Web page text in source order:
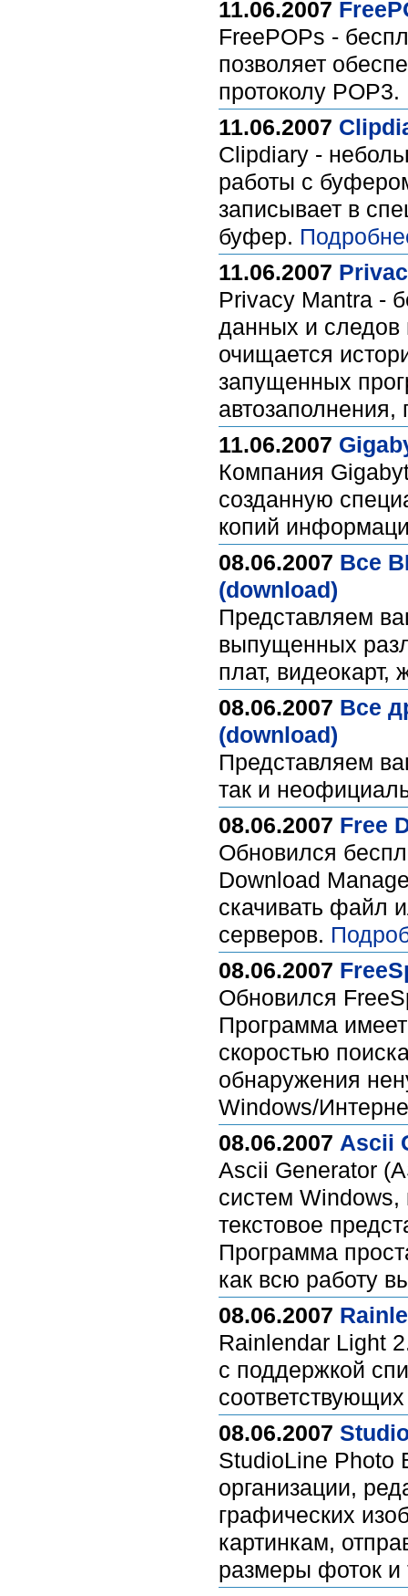
11.06.2007
FreePOPs -
позволяет
протоколу POP3.
11.06.2007
Clipdiary -
работы с
записывает в
буфер.
11.06.2007
Privacy Mantra -
данных и следов
очищается
запущенных
11.06.2007
Компания
созданную
копий
08.06.2007 Все
(download)
Представляем
выпущенных
плат, видеокарт,
08.06.2007 Все
(download)
Представляем
так и
08.06.2007 Free
Обновился
Download
скачивать файл
серверов.
08.06.2007
Обновился
Программа
скоростью
обнаружения
Windows/
08.06.2007 Ascii
Ascii Generator
систем Windows,
текстовое
Программа
как всю работу
08.06.2007
Rainlendar Light
с поддержкой
08.06.2007
StudioLine Photo
организации,
графических
картинкам,
размеры фоток и